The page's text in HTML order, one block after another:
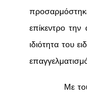
επίκεντρο
ιδιότητα του
Με τους